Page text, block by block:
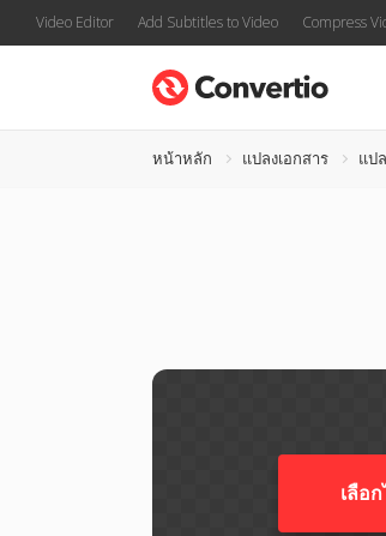
Video Editor Add Subtitles to Video Compress
หน้าหลัก แปลงเอกสาร แป
เลือ